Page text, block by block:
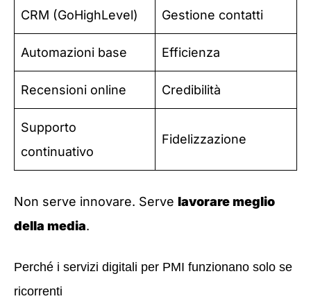
CRM (GoHighLevel) Gestione contatti
Automazioni base Efficienza
Recensioni online Credibilità
Supporto
continuativo
Fidelizzazione
Non serve innovare. Serve lavorare meglio
della media.
Perché i servizi digitali per PMI funzionano solo se
ricorrenti